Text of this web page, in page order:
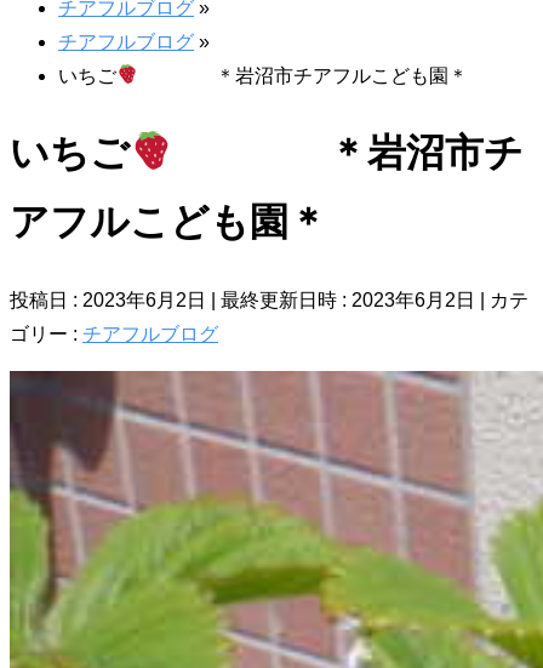
チアフルブログ »
チアフルブログ »
いちご
＊岩沼市チアフルこども園＊
いちご
＊岩沼市チ
アフルこども園＊
投稿日 : 2023年6月2日 最終更新日時 : 2023年6月2日
カテ
ゴリー : チアフルブログ